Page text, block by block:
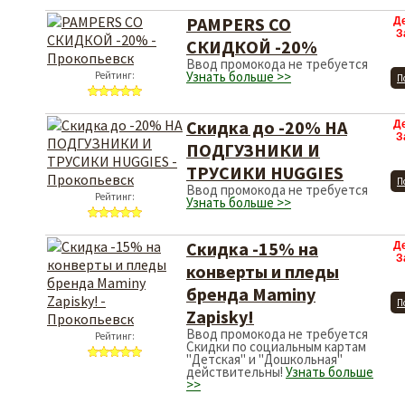
Рейтинг:
PAMPERS СО
СКИДКОЙ -20%
Ввод промокода не требуется
Узнать больше >>
Рейтинг:
Скидка до -20% НА
ПОДГУЗНИКИ И
ТРУСИКИ HUGGIES
Ввод промокода не требуется
Узнать больше >>
Рейтинг:
Скидка -15% на
конверты и пледы
бренда Maminy
Zapisky!
Ввод промокода не требуется
Скидки по социальным картам
"Детская" и "Дошкольная"
действительны! Узнать больше
>>